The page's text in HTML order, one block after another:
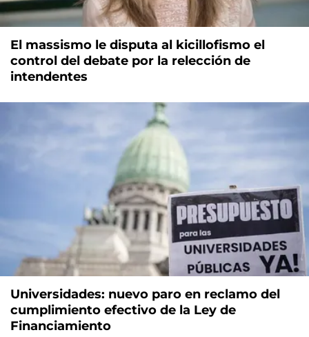
El massismo le disputa al kicillofismo el
control del debate por la relección de
intendentes
Universidades: nuevo paro en reclamo del
cumplimiento efectivo de la Ley de
Financiamiento